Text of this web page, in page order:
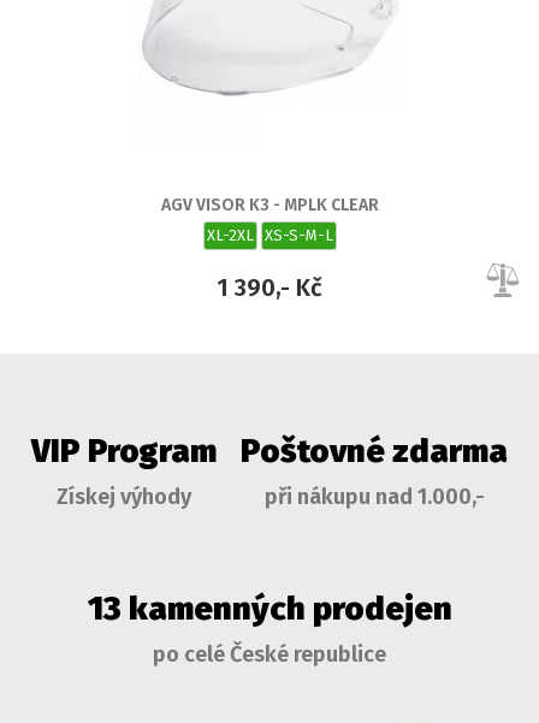
AGV VISOR K3 - MPLK CLEAR
XL-2XL XS-S-M-L
1 390,- Kč
VIP Program
Získej výhody
Poštovné zdarma
při nákupu nad 1.000,-
13 kamenných prodejen
po celé České republice